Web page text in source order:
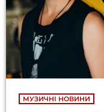
МУЗИЧНІ НОВИНИ